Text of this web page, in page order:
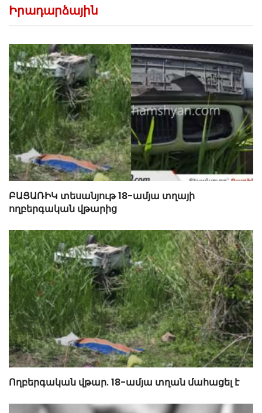
Իրադարձային
ԲԱՑԱՌԻԿ տեսանյութ 18-ամյա տղայի
ողբերգական վթարից
Ողբերգական վթար. 18-ամյա տղան մահացել է